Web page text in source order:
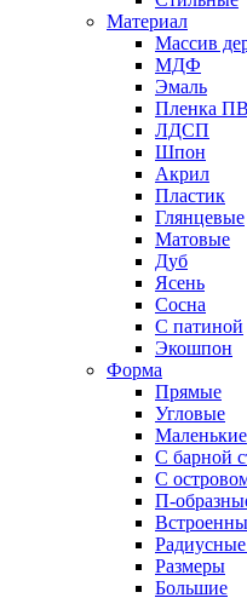
Материал
Массив
МДФ
Эмаль
Пленка
ЛДСП
Шпон
Акрил
Пластик
Глянцевые
Матовые
Дуб
Ясень
Сосна
С патиной
Экошпон
Форма
Прямые
Угловые
Маленькие
С барной
С
П-
Размеры
Большие